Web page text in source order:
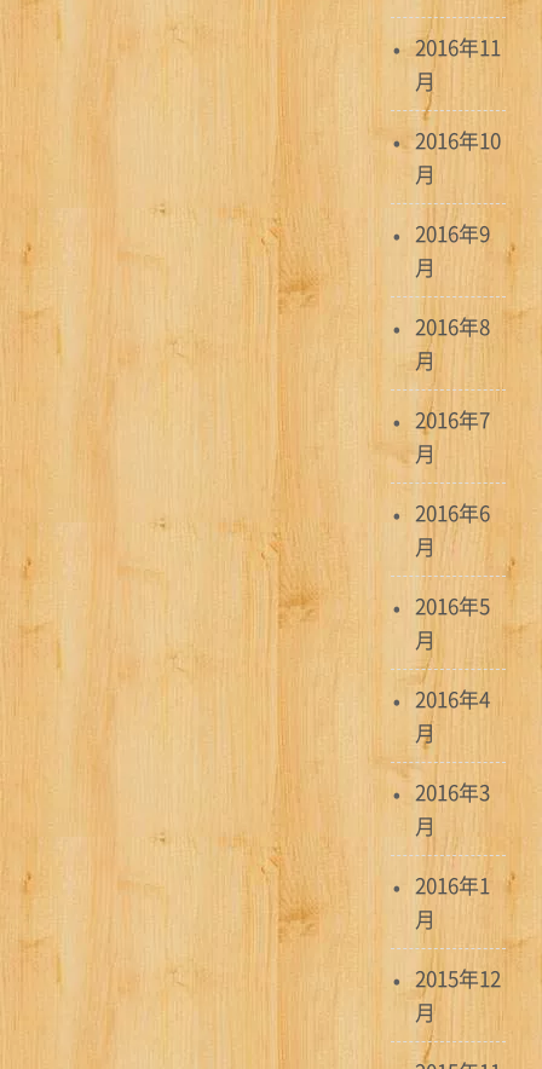
2016年11
月
2016年10
月
2016年9
月
2016年8
月
2016年7
月
2016年6
月
2016年5
月
2016年4
月
2016年3
月
2016年1
月
2015年12
月